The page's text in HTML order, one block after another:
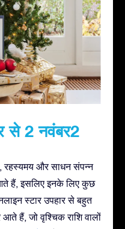
से 2 नवंबर2
रहस्यमय और साधन संपन्न
हैं, इसलिए इनके लिए कुछ
स्टार उपहार से बहुत
हैं, जो वृश्चिक राशि वालों